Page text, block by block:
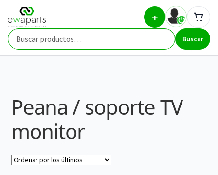
navegación
contenido
Buscar
por:
Buscar
+
Inicio Peana / soporte TV monitor
Peana / soporte TV
monitor